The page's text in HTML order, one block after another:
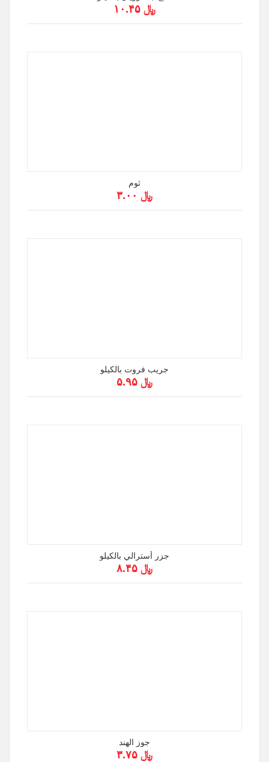
﷼ ۱۰.۴۵
ثوم
﷼ ۳.۰۰
جريب فروت بالكيلو
﷼ ۵.۹۵
جزر أسترالي بالكيلو
﷼ ۸.۴۵
جوز الهند
﷼ ۳.۷۵